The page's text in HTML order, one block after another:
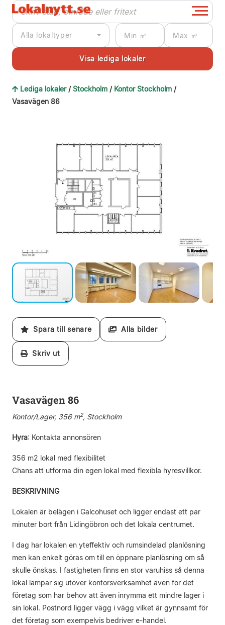
Alla lokaltyper
Lediga lokaler / Stockholm / Kontor Stockholm /
Vasavägen 86
Spara till senare Alla bilder
Skriv ut
Vasavägen 86
Kontor/Lager, 356 m2, Stockholm
Hyra: Kontakta annonsören
356 m2 lokal med flexibilitet
Chans att utforma din egen lokal med flexibla hyresvillkor.
BESKRIVNING
Lokalen är belägen i Galcohuset och ligger endast ett par
minuter bort från Lidingöbron och det lokala centrumet.
I dag har lokalen en yteffektiv och rumsindelad planlösning
men kan enkelt göras om till en öppnare planlösning om så
skulle önskas. I fastigheten finns en stor varuhiss så denna
lokal lämpar sig utöver kontorsverksamhet även för det
företag som har behov att även inrymma ett mindre lager i
sin lokal. Postnord ligger vägg i vägg vilket är gynnsamt för
det företag som exempelvis bedriver e-handel.